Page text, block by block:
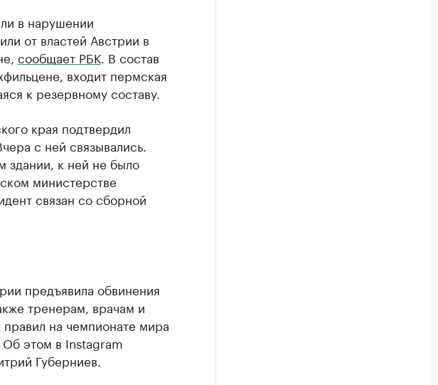
в нарушении
от властей Австрии в
сообщает РБК. В состав
входит пермская
к резервному составу.
края подтвердил
с ней связывались.
здании, к ней не было
министерстве
связан со сборной
предъявила обвинения
тренерам, врачам и
на чемпионате мира
этом в Instagram
Губерниев.